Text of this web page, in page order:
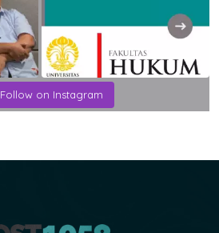
Follow on Instagram